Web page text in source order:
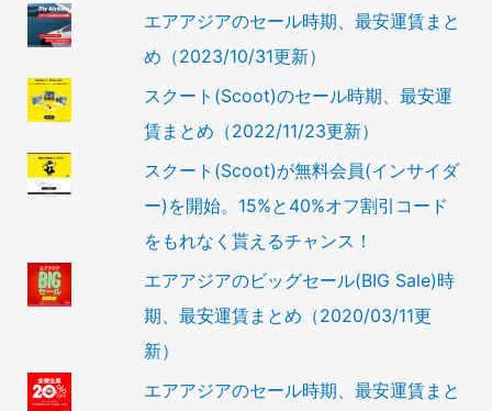
エアアジアのセール時期、最安運賃まと
め（2023/10/31更新）
スクート(Scoot)のセール時期、最安運
賃まとめ（2022/11/23更新）
スクート(Scoot)が無料会員(インサイダ
ー)を開始。15%と40%オフ割引コード
をもれなく貰えるチャンス！
エアアジアのビッグセール(BIG Sale)時
期、最安運賃まとめ（2020/03/11更
新）
エアアジアのセール時期、最安運賃まと